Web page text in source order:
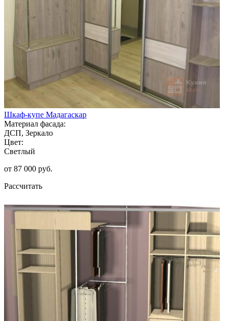
Шкаф-купе Мадагаскар
Материал фасада:
ДСП, Зеркало
Цвет:
Светлый
от 87 000 руб.
Рассчитать